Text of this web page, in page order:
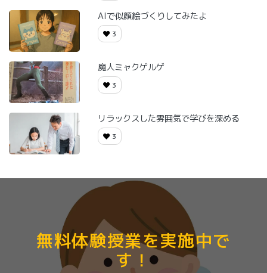
AIで似顔絵づくりしてみたよ
3
魔人ミャクゲルゲ
3
リラックスした雰囲気で学びを深める
3
無料体験授業を実施中で
す！